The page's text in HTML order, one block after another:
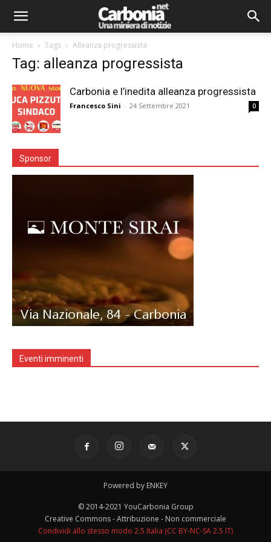
Home Tags Alleanza progressista
Tag: alleanza progressista
Carbonia e l’inedita alleanza progressista
Francesco Sini - 24 Settembre 2021 0
Sponsor
Eventi imminenti
Powered by ENKEY
© 2014-2021 YouCarbonia Group
Creative Commons - Attribuzione - Non commerciale
Condividi allo stesso modo 2.5 Italia (CC BY-NC-SA 2.5 IT)